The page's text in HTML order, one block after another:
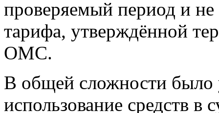
проверяемый период и не
тарифа, утверждённой
ОМС.
В общей сложности было
использование средств